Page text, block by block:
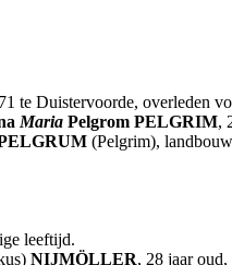
te Duistervoorde, overleden
Maria Pelgrom PELGRIM,
(Pelgrim),
leeftijd.
NIJMÖLLER, 28 jaar